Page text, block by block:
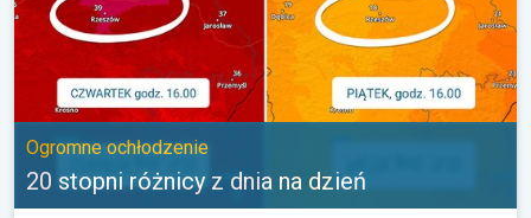
Ogromne ochłodzenie
20 stopni różnicy z dnia na dzień